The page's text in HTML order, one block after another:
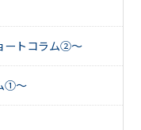
ートコラム②～
①～